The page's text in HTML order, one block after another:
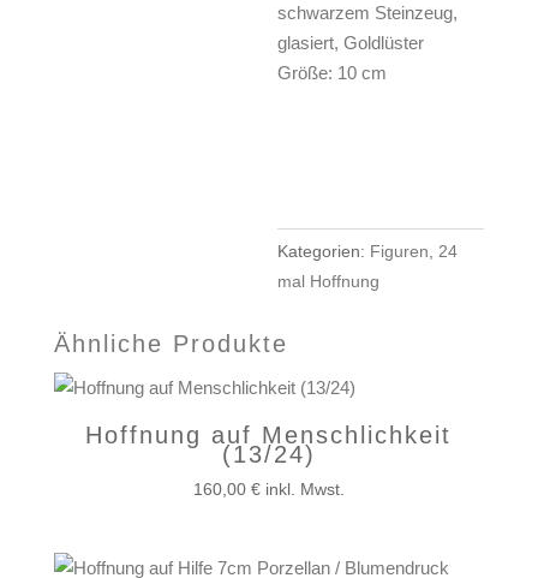
schwarzem Steinzeug,
glasiert, Goldlüster
Größe: 10 cm
Menge
Kategorien: Figuren
24
mal Hoffnung
Ähnliche Produkte
Hoffnung auf Menschlichkeit
(13/24)
160,00 € inkl. Mwst.